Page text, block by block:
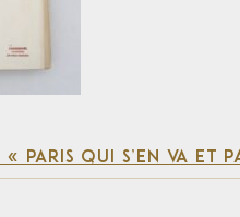
PARIS QUI S’EN VA ET